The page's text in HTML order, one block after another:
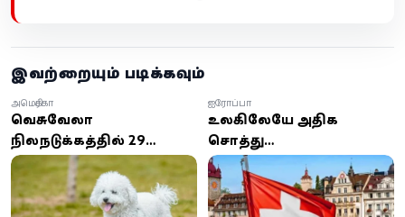
இவற்றையும் படிக்கவும்
வெனிசுவேலா
நிலநடுக்கத்தில் 29
நாட்கள் இடிபாடுகளில்
அதிசயமாக மீட்கப்பட்ட
நாய்!
அமெரிக்கா
உலகிலேயே அதிக
சொத்து
வைத்திருப்பவர்கள் யார்?
முதல் இடத்தில் இந்த
நாட்டின் மக்கள்!
ஐரோப்பா